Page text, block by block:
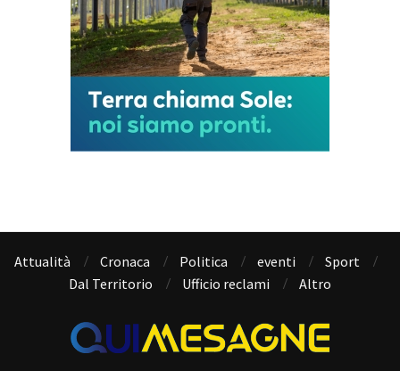
Attualità Cronaca Politica eventi
Sport
Dal Territorio
Ufficio reclami Altro